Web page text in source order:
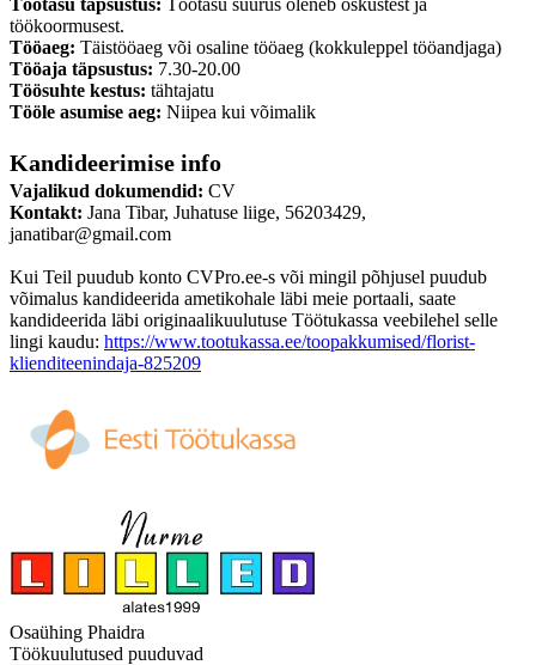
Töötasu täpsustus: Töötasu suurus oleneb oskustest ja
töökoormusest.
Tööaeg: Täistööaeg või osaline tööaeg (kokkuleppel tööandjaga)
Tööaja täpsustus: 7.30-20.00
Töösuhte kestus: tähtajatu
Tööle asumise aeg: Niipea kui võimalik
Kandideerimise info
Vajalikud dokumendid: CV
Kontakt: Jana Tibar, Juhatuse liige, 56203429,
janatibar@gmail.com
Kui Teil puudub konto CVPro.ee-s või mingil põhjusel puudub
võimalus kandideerida ametikohale läbi meie portaali, saate
kandideerida läbi originaalikuulutuse Töötukassa veebilehel selle
lingi kaudu: https://www.tootukassa.ee/toopakkumised/florist-
klienditeenindaja-825209
Osaühing Phaidra
Töökuulutused puuduvad